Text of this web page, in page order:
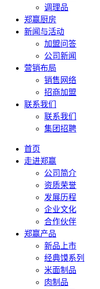
调理品
郑赢厨房
新闻与活动
加盟问答
公司新闻
营销布局
销售网络
招商加盟
联系我们
联系我们
集团招聘
首页
走进郑赢
公司简介
资质荣誉
发展历程
企业文化
合作伙伴
郑赢产品
新品上市
经典馍系列
米面制品
肉制品